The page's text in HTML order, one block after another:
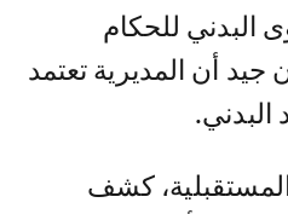
البدني للحكام
جيد أن المديرية تعتمد
البدني.
كشف